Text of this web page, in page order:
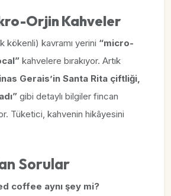
Orjin Kahveler
kökenli) kavramı yerini “micro-
kahvelere bırakıyor. Artık
Gerais’in Santa Rita çiftliği,
gibi detaylı bilgiler fincan
Tüketici, kahvenin hikâyesini
Sorular
coffee aynı şey mi?